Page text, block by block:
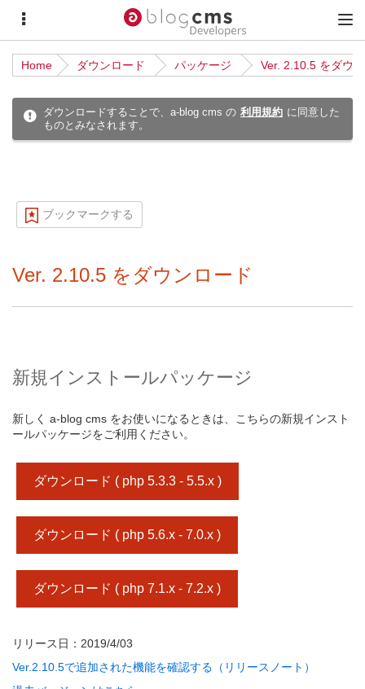
サ
イ
ド
メ
ニ
メ
イ
ン
メ
Home ダウンロード パッケージ Ver. 2.10.5 をダウ
ダウンロードすることで、a-blog cms の 利用規約 に同意した
ものとみなされます。
ブックマークする
Ver. 2.10.5 をダウンロード
新規インストールパッケージ
新しく a-blog cms をお使いになるときは、こちらの新規インスト
ールパッケージをご利用ください。
ダウンロード ( php 5.3.3 - 5.5.x )
ダウンロード ( php 5.6.x - 7.0.x )
ダウンロード ( php 7.1.x - 7.2.x )
リリース日：2019/4/03
Ver.2.10.5で追加された機能を確認する（リリースノート）